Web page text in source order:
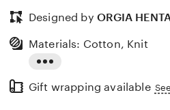
Designed by ORGIA
the
Materials: Cotton, Knit
Gift wrapping available